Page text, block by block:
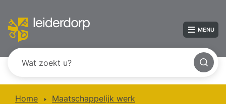
MENU
Home Maatschappelijk werk